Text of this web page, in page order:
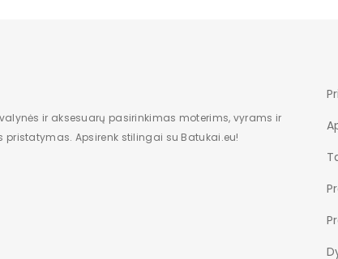
ir aksesuarų pasirinkimas moterims, vyrams ir
Apsirenk stilingai su Batukai.eu!